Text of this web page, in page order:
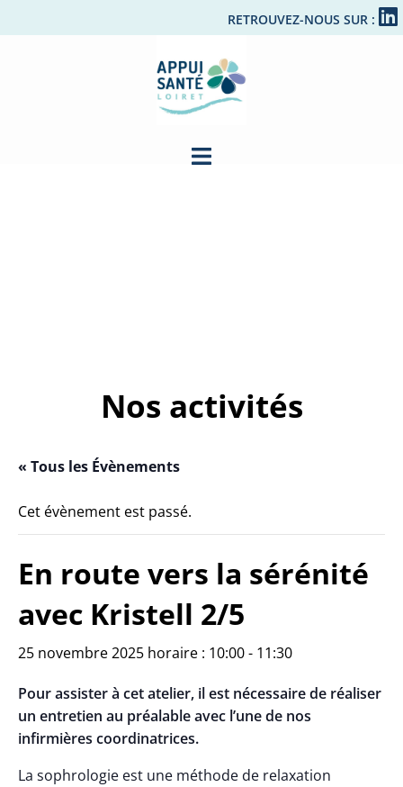
RETROUVEZ-NOUS SUR :
Nos activités
« Tous les Évènements
Cet évènement est passé.
En route vers la sérénité
avec Kristell 2/5
25 novembre 2025 horaire : 10:00- 11:30
Pour assister à cet atelier, il est nécessaire de réaliser
un entretien au préalable avec l’une de nos
infirmières coordinatrices.
La sophrologie est une méthode de relaxation